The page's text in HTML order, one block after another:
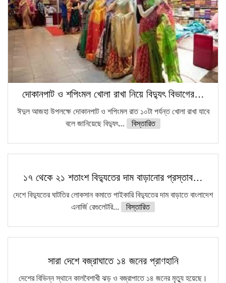
দোকানপাট ও শপিংমল খোলা রাখা নিয়ে বিদ্যুৎ বিভাগের…
ঈদুল আজহা উপলক্ষে দোকানপাট ও শপিংমল রাত ১০টা পর্যন্ত খোলা রাখা যাবে
বলে জানিয়েছে বিদ্যুৎ...
বিস্তারিত
১৭ থেকে ২১ শতাংশ বিদ্যুতের দাম বাড়ানোর প্রস্তাব…
দেশে বিদ্যুতের ঘাটতির লোকসান কমাতে পাইকারি বিদ্যুতের দাম বাড়াতে বাংলাদেশ
এনার্জি রেগুলেটরি...
বিস্তারিত
সারা দেশে বজ্রাঘাতে ১৪ জনের প্রাণহানি
দেশের বিভিন্ন স্থানে কালবৈশাখী ঝড় ও বজ্রাপাতে ১৪ জনের মৃত্যু হয়েছে।